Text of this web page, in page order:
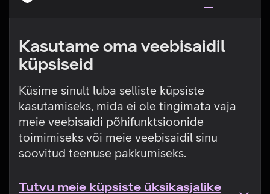
Kasutame oma veebisaidil
küpsiseid
Küsime sinult luba selliste küpsiste
kasutamiseks, mida ei ole tingimata vaja
meie veebisaidi põhifunktsioonide
toimimiseks või meie veebisaidil sinu
soovitud teenuse pakkumiseks.
Tutvu meie küpsiste üksikasjalike
Tehniline viga